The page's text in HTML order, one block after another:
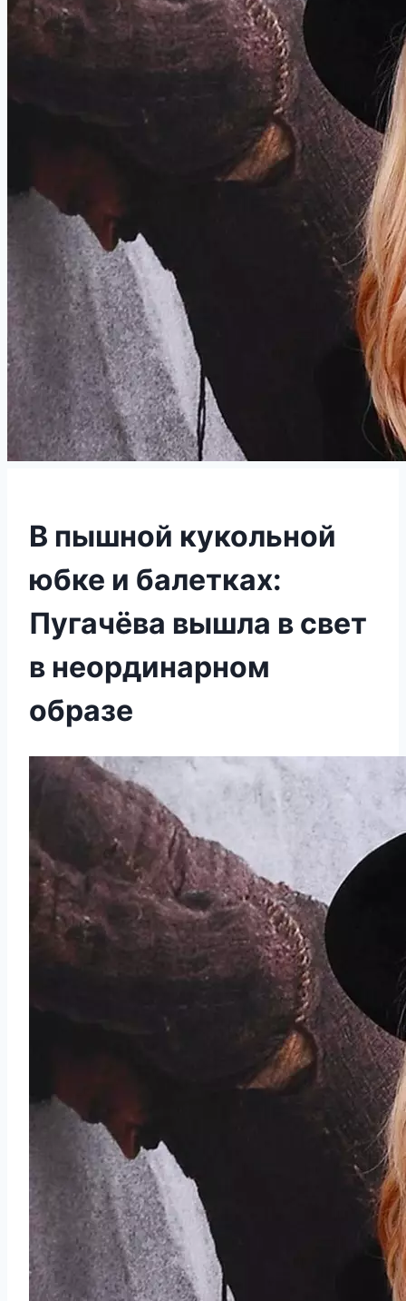
В пышной кукольной
юбке и балетках:
Пугачёва вышла в свет
в неординарном
образе